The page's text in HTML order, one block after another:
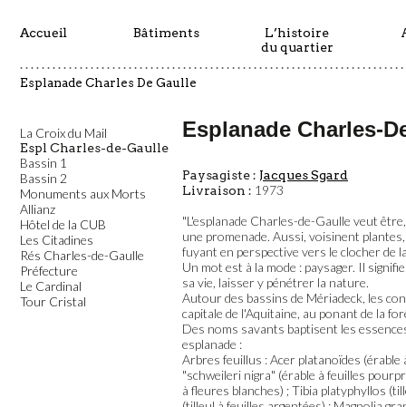
Bâtiments
L’histoire
du quartier
Esplanade Charles-
Esplanade Charles De Gaulle
La Croix du Mail
Espl Charles-de-Gaulle
Bassin 1
Bassin 2
Monuments aux Morts
Allianz
Hôtel de la CUB
Les Citadines
Rés Charles-de-Gaulle
Préfecture
Le Cardinal
Tour Cristal
Paysagiste : Jacques Sgard
Livraison : 1973
"L'esplanade Charles-de-Gaulle veut
une promenade. Aussi, voisinent
fuyant en perspective vers le clocher de
Un mot est à la mode : paysager. Il
sa vie, laisser y pénétrer la nature.
Autour des bassins de Mériadeck, les
capitale de l'Aquitaine, au ponant de la
Des noms savants baptisent les
esplanade :
Arbres feuillus : Acer platanoïdes (érable
"schweileri nigra" (érable à feuilles
à fleures blanches) ; Tibia platyphyllos